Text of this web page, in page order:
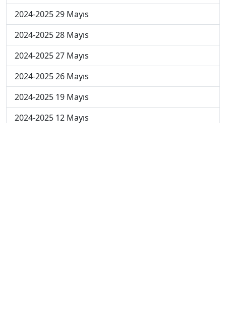
2024-2025 29 Mayıs
2024-2025 28 Mayıs
2024-2025 27 Mayıs
2024-2025 26 Mayıs
2024-2025 19 Mayıs
2024-2025 12 Mayıs